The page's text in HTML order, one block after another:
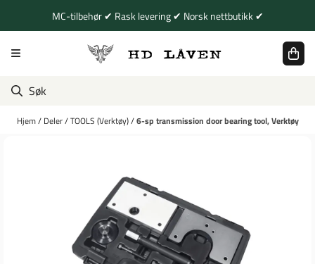
Hopp til innholdMC-tilbehør ✔ Rask levering ✔ Norsk nettbutikk ✔
Hjem/ Deler/TOOLS (Verktøy)/6-sp transmission door bearing tool, Verktøy